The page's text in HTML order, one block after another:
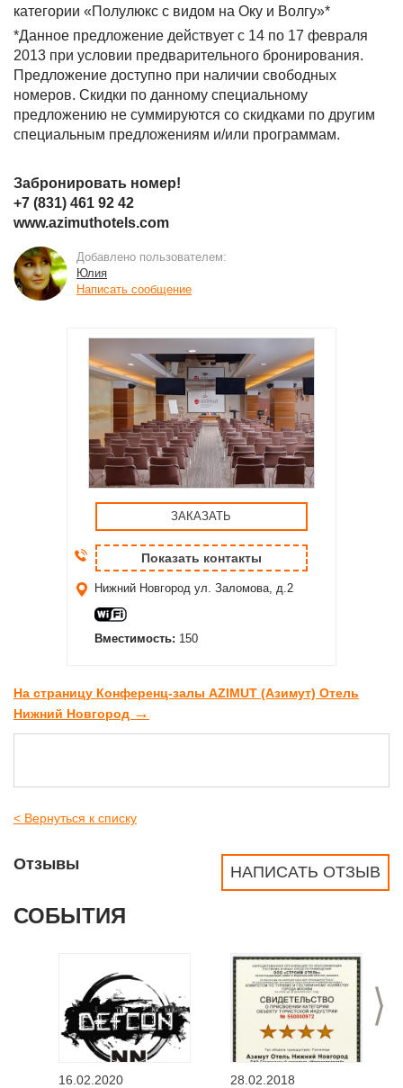
категории «Полулюкс с видом на Оку и Волгу»*
*Данное предложение действует с 14 по 17 февраля
2013 при условии предварительного бронирования.
Предложение доступно при наличии свободных
номеров. Скидки по данному специальному
предложению не суммируются со скидками по другим
специальным предложениям и/или программам.
Забронировать номер!
+7 (831) 461 92 42
www.azimuthotels.com
Добавлено пользователем:
Юлия
Написать сообщение
ЗАКАЗАТЬ
Показать контакты
Нижний Новгород ул. Заломова, д.2
Вместимость: 150
На страницу Конференц-залы AZIMUT (Азимут) Отель
Нижний Новгород →
< Вернуться к списку
НАПИСАТЬ ОТЗЫВ
Отзывы
СОБЫТИЯ
>
16.02.2020
28.02.2018